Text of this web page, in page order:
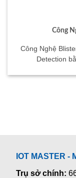
Công
Công Nghệ
Detection
IOT MASTER -
Trụ sở chính: